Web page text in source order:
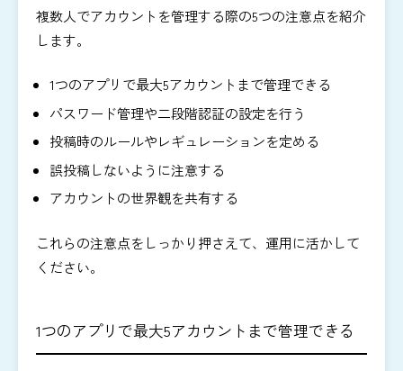
複数人でアカウントを管理する際の5つの注意点を紹介
します。
1つのアプリで最大5アカウントまで管理できる
パスワード管理や二段階認証の設定を行う
投稿時のルールやレギュレーションを定める
誤投稿しないように注意する
アカウントの世界観を共有する
これらの注意点をしっかり押さえて、運用に活かして
ください。
1つのアプリで最大5アカウントまで管理できる